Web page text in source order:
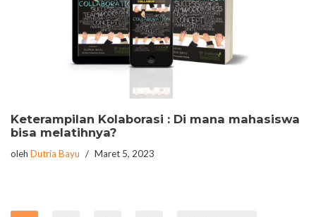
Keterampilan Kolaborasi : Di mana mahasiswa
bisa melatihnya?
oleh Dutria Bayu Maret 5, 2023